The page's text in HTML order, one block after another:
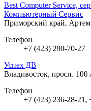
Best Computer Service,
Компьютерный Сервис
Приморский край, Артем
Телефон
+7 (423) 290-70-27
Успех ДВ
Владивосток, просп. 100
Телефон
+7 (423) 236-28-21,